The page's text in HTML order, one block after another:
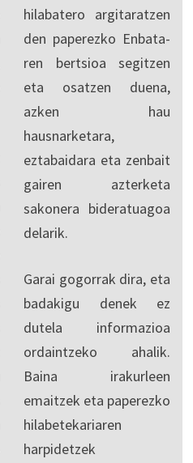
hilabatero argitaratzen
den paperezko Enbata-
ren bertsioa segitzen
eta osatzen duena,
azken hau
hausnarketara,
eztabaidara eta zenbait
gairen azterketa
sakonera bideratuagoa
delarik.
Garai gogorrak dira, eta
badakigu denek ez
dutela informazioa
ordaintzeko ahalik.
Baina irakurleen
emaitzek eta paperezko
hilabetekariaren
harpidetzek